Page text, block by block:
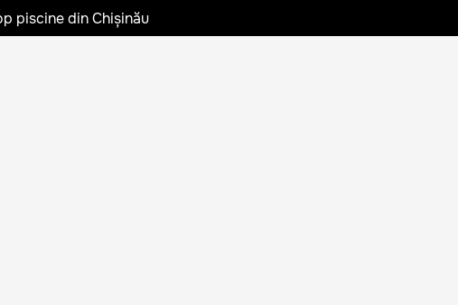
piscine din Chișinău